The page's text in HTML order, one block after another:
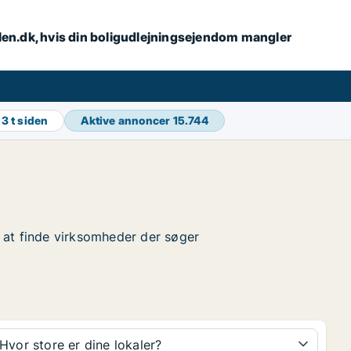
hvis din boligudlejningsejendom mangler
3 t siden Aktive annoncer 15.744
finde virksomheder der søger
Hvor store er dine lokaler?